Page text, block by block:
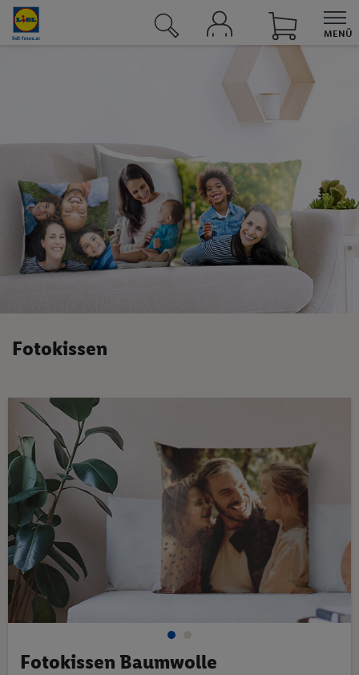
MENÜ
Sortimente
Lidl Plus
Lidl Connect
Lidl Energie
Reisen
Fotos
Fotos & Grußkarten
Fotokalender
Wandbilder
Fotogeschenke
Fotoblock
Textilien
Kinder- & Tierwelt
Angebote
Fotokissen
Fotokissen Baumwolle